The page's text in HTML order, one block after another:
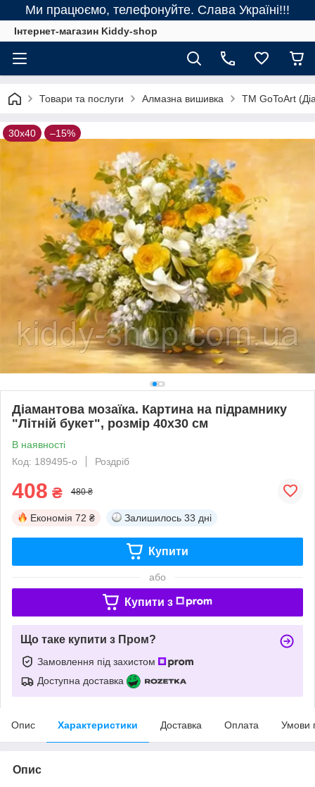
Ми працюємо, телефонуйте. Слава Україні!!!
Інтернет-магазин Kiddy-shop
Товари та послуги Алмазна вишивка ТМ GoToArt
30х40 –15%
Діамантова мозаїка. Картина на підрамнику
"Літній букет", розмір 40х30 см
В наявності
Код: 189495-о
Роздріб
408 ₴ 480 ₴
Економія 72 ₴ Залишилось 33 дні
Купити
або
Купити з
Що таке купити з Пром?
Замовлення під захистом
Доступна доставка
Опис Характеристики Доставка Оплата Умови
Опис